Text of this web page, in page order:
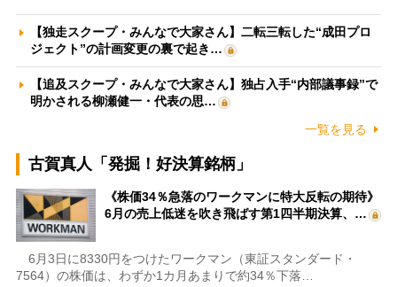
【独走スクープ・みんなで大家さん】二転三転した“成田プロ
ジェクト”の計画変更の裏で起き…
【追及スクープ・みんなで大家さん】独占入手“内部議事録”で
明かされる柳瀬健一・代表の思…
一覧を見る
古賀真人「発掘！好決算銘柄」
《株価34％急落のワークマンに特大反転の期待》
6月の売上低迷を吹き飛ばす第1四半期決算、…
6月3日に8330円をつけたワークマン（東証スタンダード・
7564）の株価は、わずか1カ月あまりで約34％下落…